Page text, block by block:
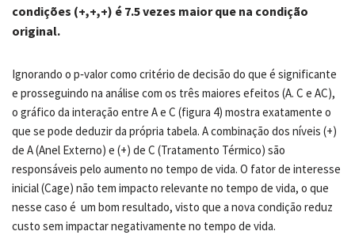
condições (+,+,+) é 7.5 vezes maior que na condição
original.
Ignorando o p‐valor como critério de decisão do que é significante
e prosseguindo na análise com os três maiores efeitos (A. C e AC),
o gráfico da interação entre A e C (figura 4) mostra exatamente o
que se pode deduzir da própria tabela. A combinação dos níveis (+)
de A (Anel Externo) e (+) de C (Tratamento Térmico) são
responsáveis pelo aumento no tempo de vida. O fator de interesse
inicial (Cage) não tem impacto relevante no tempo de vida, o que
nesse caso é um bom resultado, visto que a nova condição reduz
custo sem impactar negativamente no tempo de vida.